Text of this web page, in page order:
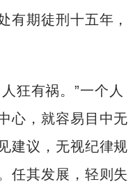
有期徒刑十五年，
狂有祸。”一个人
心，就容易目中无
建议，无视纪律规
任其发展，轻则失